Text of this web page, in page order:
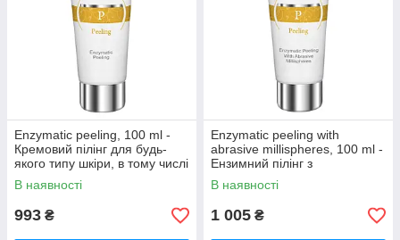
Enzymatic peeling, 100 ml -
Кремовий пілінг для будь-
якого типу шкіри, в тому числі
чутливої ​​і куперозної
В наявності
993 ₴
Enzymatic peeling with
abrasive millispheres, 100 ml -
Ензимний пілінг з
абразивними частинками
В наявності
1 005 ₴